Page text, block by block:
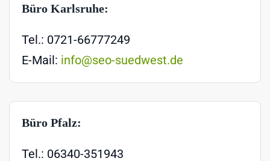
Büro Karlsruhe:
Tel.: 0721-66777249
E-Mail: info@seo-suedwest.de
Büro Pfalz:
Tel.: 06340-351943